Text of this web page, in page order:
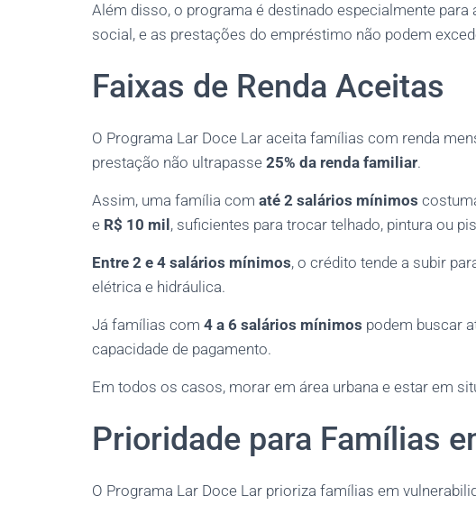
Além disso, o programa é destinado especialmente
social, e as prestações do empréstimo não podem
Faixas de Renda Aceitas
O Programa Lar Doce Lar aceita famílias com renda
prestação não ultrapasse 25% da renda familiar.
Assim, uma família com até 2 salários mínimos
e R$ 10 mil , suficientes para trocar telhado, pintura ou
Entre 2 e 4 salários mínimos, o crédito tende a subir
elétrica e hidráulica.
Já famílias com 4 a 6 salários mínimos podem buscar
capacidade de pagamento.
Em todos os casos, morar em área urbana e estar em
Prioridade para Famílias
O Programa Lar Doce Lar prioriza famílias em